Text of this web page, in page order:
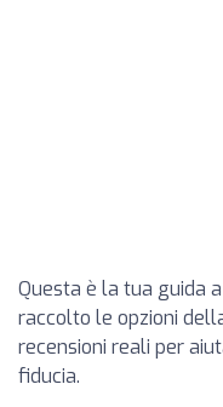
Questa è la tua guida a
raccolto le opzioni
recensioni reali per
fiducia.